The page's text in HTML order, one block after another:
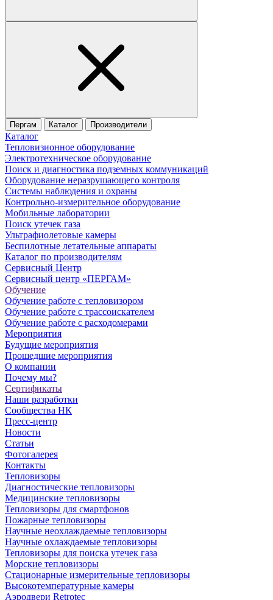
Пергам Каталог Производители
Каталог
Тепловизионное оборудование
Электротехническое оборудование
Поиск и диагностика подземных коммуникаций
Оборудование неразрушающего контроля
Системы наблюдения и охраны
Контрольно-измерительное оборудование
Мобильные лаборатории
Поиск утечек газа
Ультрафиолетовые камеры
Беспилотные летательные аппараты
Каталог по производителям
Сервисный Центр
Сервисный центр «ПЕРГАМ»
Обучение
Обучение работе с тепловизором
Обучение работе с трассоискателем
Обучение работе с расходомерами
Мероприятия
Будущие мероприятия
Прошедшие мероприятия
О компании
Почему мы?
Сертификаты
Наши разработки
Сообщества НК
Пресс-центр
Новости
Статьи
Фотогалерея
Контакты
Тепловизоры
Диагностические тепловизоры
Медицинские тепловизоры
Тепловизоры для смартфонов
Пожарные тепловизоры
Научные неохлаждаемые тепловизоры
Научные охлаждаемые тепловизоры
Тепловизоры для поиска утечек газа
Морские тепловизоры
Стационарные измерительные тепловизоры
Высокотемпературные камеры
Аэродвери Retrotec